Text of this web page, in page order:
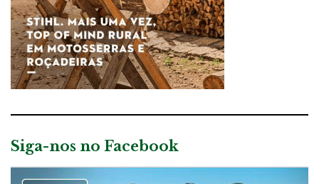
Siga-nos no Facebook